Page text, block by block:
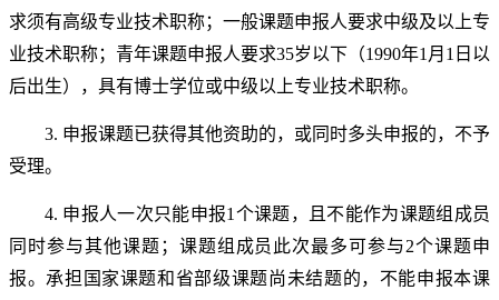
求须有高级专业技术职称； 一般课题申报人要求中级及以上专
业技术职称；青年课题申报人要求35岁以下（1990年1月1日以
后出生），具有博士学位或中级以上专业技术职称。
3. 申报课题已获得其他资助的，或同时多头申报的，不予
受理。
4. 申报人一次只能申报1个课题，且不能作为课题组成员
同时参与其他课题；课题组成员此次最多可参与2个课题申
报。承担国家课题和省部级课题尚未结题的，不能申报本课